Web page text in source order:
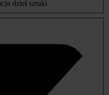
dzieł sztuki